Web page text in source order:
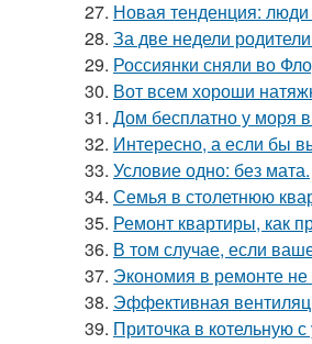
27. Новая тенденция:
28. За две недели
29. Россиянки сняли во
30. Вот всем хороши
31. Дом бесплатно у моря
32. Интересно, а если бы
33. Условие одно: без мата.
34. Семья в столетнюю
35. Ремонт квартиры, как
36. В том случае, если
37. Экономия в ремонте не
38. Эффективная
39. Приточка в котельную